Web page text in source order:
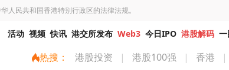
人民共和国香港特别行政区的法律法规。
活动 视频 快讯 港交所发布 Web3 今日IPO 港股解码
热搜： 港股投资 | 港股100强 | 香港 |